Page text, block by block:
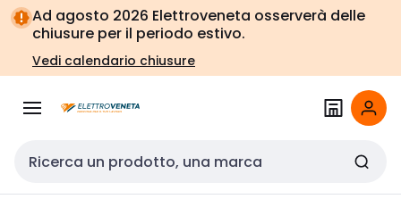
Vai alla
navigazione
Vai
alla
pagina
Ad agosto 2026 Elettroveneta osserverà delle
chiusure per il periodo estivo.
Vedi calendario chiusure
Cerca input